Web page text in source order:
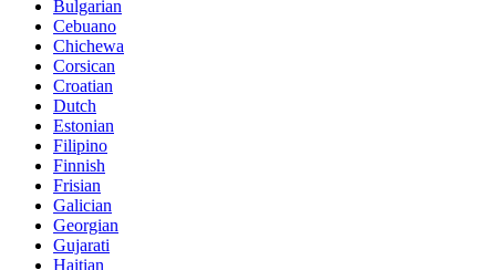
Bulgarian
Cebuano
Chichewa
Corsican
Croatian
Dutch
Estonian
Filipino
Finnish
Frisian
Galician
Georgian
Gujarati
Haitian